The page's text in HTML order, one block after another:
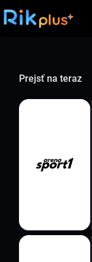
Prejsť na teraz